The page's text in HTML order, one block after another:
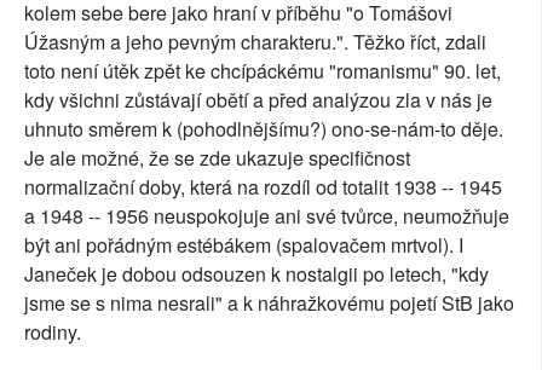
kolem sebe bere jako hraní v příběhu "o Tomášovi
Úžasným a jeho pevným charakteru.". Těžko říct, zdali
toto není útěk zpět ke chcípáckému "romanismu" 90. let,
kdy všichni zůstávají obětí a před analýzou zla v nás je
uhnuto směrem k (pohodlnějšímu?) ono-se-nám-to děje.
Je ale možné, že se zde ukazuje specifičnost
normalizační doby, která na rozdíl od totalit 1938 -- 1945
a 1948 -- 1956 neuspokojuje ani své tvůrce, neumožňuje
být ani pořádným estébákem (spalovačem mrtvol). I
Janeček je dobou odsouzen k nostalgii po letech, "kdy
jsme se s nima nesrali" a k náhražkovému pojetí StB jako
rodiny.